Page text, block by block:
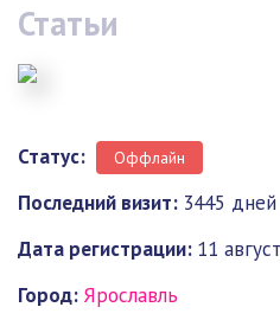
Статьи
Статус: Оффлайн
Последний визит: 3445 дней
Дата регистрации: 11
Город: Ярославль